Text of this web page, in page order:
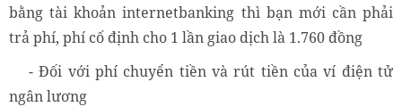
bằng tài khoản internetbanking thì bạn mới cần phải
trả phí, phí cố định cho 1 lần giao dịch là 1.760 đồng
- Đối với phí chuyển tiền và rút tiền của ví điện tử
ngân lương